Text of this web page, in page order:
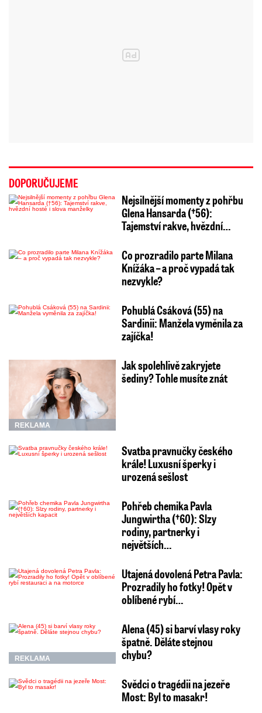
DOPORUČUJEME
Nejsilnější momenty z pohřbu
Glena Hansarda (†56):
Tajemství rakve, hvězdní…
Co prozradilo parte Milana
Knížáka – a proč vypadá tak
nezvykle?
Pohublá Csáková (55) na
Sardinii: Manžela vyměnila za
zajíčka!
REKLAMA
Jak spolehlivě zakryjete
šediny? Tohle musíte znát
Svatba pravnučky českého
krále! Luxusní šperky i
urozená sešlost
Pohřeb chemika Pavla
Jungwirtha (†60): Slzy
rodiny, partnerky i
největších…
Utajená dovolená Petra Pavla:
Prozradily ho fotky! Opět v
oblíbené rybí…
REKLAMA
Alena (45) si barví vlasy roky
špatně. Děláte stejnou
chybu?
Svědci o tragédii na jezeře
Most: Byl to masakr!